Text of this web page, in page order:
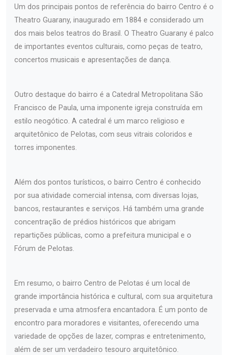
Um dos principais pontos de referência do bairro Centro é o
Theatro Guarany, inaugurado em 1884 e considerado um
dos mais belos teatros do Brasil. O Theatro Guarany é palco
de importantes eventos culturais, como peças de teatro,
concertos musicais e apresentações de dança.
Outro destaque do bairro é a Catedral Metropolitana São
Francisco de Paula, uma imponente igreja construída em
estilo neogótico. A catedral é um marco religioso e
arquitetônico de Pelotas, com seus vitrais coloridos e
torres imponentes.
Além dos pontos turísticos, o bairro Centro é conhecido
por sua atividade comercial intensa, com diversas lojas,
bancos, restaurantes e serviços. Há também uma grande
concentração de prédios históricos que abrigam
repartições públicas, como a prefeitura municipal e o
Fórum de Pelotas.
Em resumo, o bairro Centro de Pelotas é um local de
grande importância histórica e cultural, com sua arquitetura
preservada e uma atmosfera encantadora. É um ponto de
encontro para moradores e visitantes, oferecendo uma
variedade de opções de lazer, compras e entretenimento,
além de ser um verdadeiro tesouro arquitetônico.